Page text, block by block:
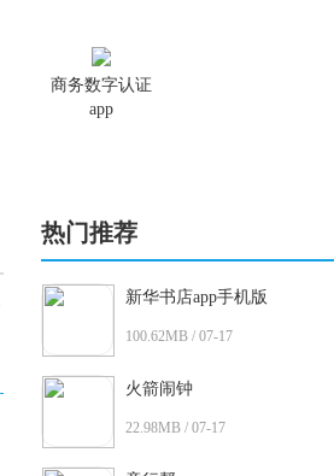
商务数字认证
app
热门推荐
新华书店app手机版
100.62MB / 07-17
火箭闹钟
22.98MB / 07-17